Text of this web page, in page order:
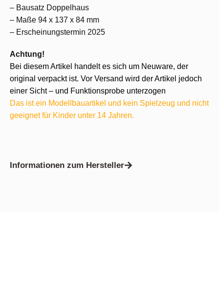
– Bausatz Doppelhaus
– Maße 94 x 137 x 84 mm
– Erscheinungstermin 2025
Achtung!
Bei diesem Artikel handelt es sich um Neuware, der
original verpackt ist. Vor Versand wird der Artikel jedoch
einer Sicht – und Funktionsprobe unterzogen
Das ist ein Modellbauartikel und kein Spielzeug und nicht
geeignet für Kinder unter 14 Jahren.
Informationen zum Hersteller